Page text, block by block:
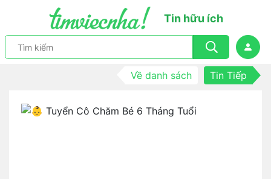
Tin hữu ích
Về danh sách Tin Tiếp